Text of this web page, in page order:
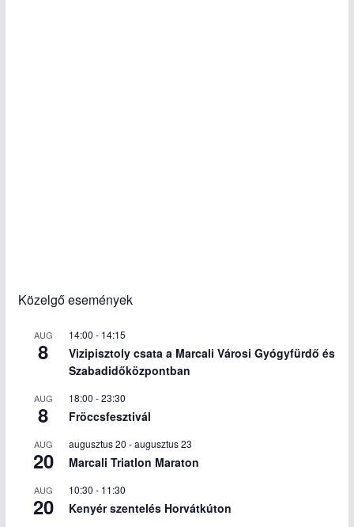
Közelgő események
AUG
8
14:00 - 14:15
Vizipisztoly csata a Marcali Városi Gyógyfürdő és
Szabadidőközpontban
AUG
8
18:00 -23:30
Fröccsfesztivál
AUG
20
augusztus 20 -augusztus 23
Marcali Triatlon Maraton
AUG
20
10:30 - 11:30
Kenyér szentelés Horvátkúton